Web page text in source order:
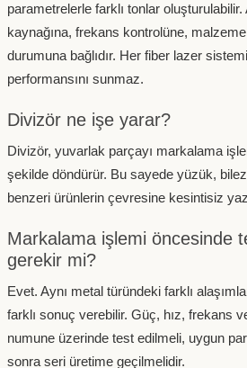
parametrelerle farklı tonlar
kaynağına, frekans kontrolüne,
durumuna bağlıdır. Her fiber lazer
performansını sunmaz.
Divizör ne işe yarar?
Divizör, yuvarlak parçayı markalama
şekilde döndürür. Bu sayede yüzük,
benzeri ürünlerin çevresine kesintisiz
Markalama işlemi öncesinde
gerekir mi?
Evet. Aynı metal türündeki farklı
farklı sonuç verebilir. Güç, hız, frekans
numune üzerinde test edilmeli, uygun
sonra seri üretime geçilmelidir.